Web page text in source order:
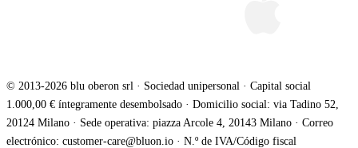
© 2013-2026 blu oberon srl · Sociedad unipersonal · Capital social
1.000,00 € íntegramente desembolsado · Domicilio social: via Tadino 52,
20124 Milano · Sede operativa: piazza Arcole 4, 20143 Milano · Correo
electrónico: customer-care@bluon.io · N.º de IVA/Código fiscal